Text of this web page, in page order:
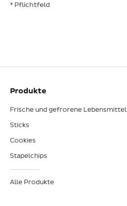
* Pflichtfeld
Produkte
Frische und gefrorene Lebensmittel
Sticks
Cookies
Stapelchips
Alle Produkte